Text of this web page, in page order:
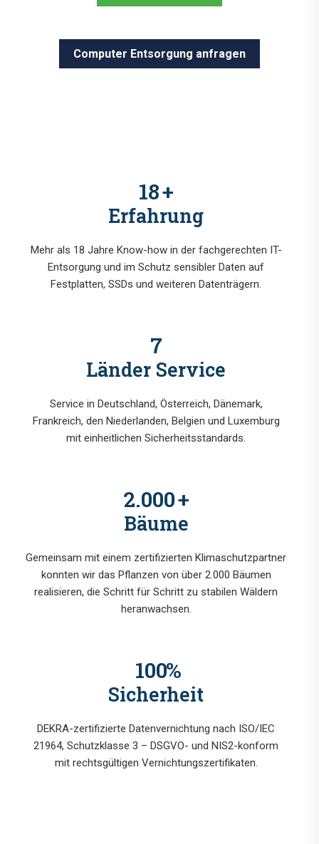
Computer Entsorgung anfragen
18+
Erfahrung
Mehr als 18 Jahre Know-how in der fachgerechten IT-
Entsorgung und im Schutz sensibler Daten auf
Festplatten, SSDs und weiteren Datenträgern.
7
Länder Service
Service in Deutschland, Österreich, Dänemark,
Frankreich, den Niederlanden, Belgien und Luxemburg
mit einheitlichen Sicherheitsstandards.
2.000+
Bäume
Gemeinsam mit einem zertifizierten Klimaschutzpartner
konnten wir das Pflanzen von über 2.000 Bäumen
realisieren, die Schritt für Schritt zu stabilen Wäldern
heranwachsen.
100%
Sicherheit
DEKRA-zertifizierte Datenvernichtung nach ISO/IEC
21964, Schutzklasse 3 – DSGVO- und NIS2-konform
mit rechtsgültigen Vernichtungszertifikaten.